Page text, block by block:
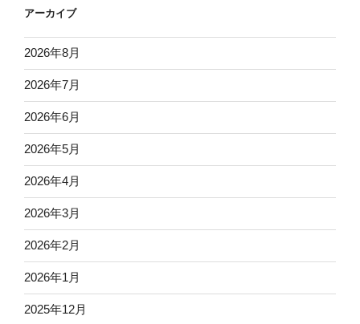
アーカイブ
2026年8月
2026年7月
2026年6月
2026年5月
2026年4月
2026年3月
2026年2月
2026年1月
2025年12月